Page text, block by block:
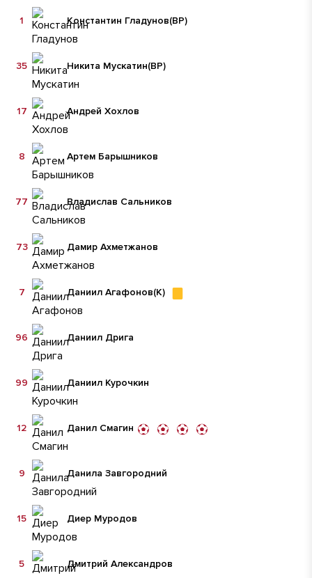
Константин Гладунов(ВР)
1
Никита Мускатин(ВР)
35
Андрей Хохлов
17
Артем Барышников
8
Владислав Сальников
77
Дамир Ахметжанов
73
Даниил Агафонов(К)
7
Даниил Дрига
96
Даниил Курочкин
99
Данил Смагин
12
Данила Завгородний
9
Диер Муродов
15
Дмитрий Александров
5